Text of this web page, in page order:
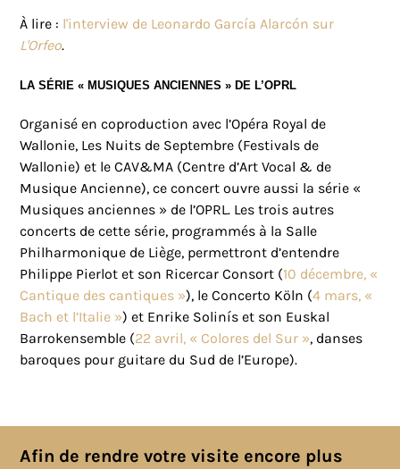
À lire : l'interview de Leonardo García Alarcón sur
L'Orfeo.
LA SÉRIE « MUSIQUES ANCIENNES » DE L’OPRL
Organisé en coproduction avec l’Opéra Royal de
Wallonie, Les Nuits de Septembre (Festivals de
Wallonie) et le CAV&MA (Centre d’Art Vocal & de
Musique Ancienne), ce concert ouvre aussi la série «
Musiques anciennes » de l’OPRL. Les trois autres
concerts de cette série, programmés à la Salle
Philharmonique de Liège, permettront d’entendre
Philippe Pierlot et son Ricercar Consort (10 décembre, «
Cantique des cantiques »), le Concerto Köln (4 mars, «
Bach et l’Italie ») et Enrike Solinís et son Euskal
Barrokensemble (22 avril, « Colores del Sur », danses
baroques pour guitare du Sud de l’Europe).
Afin de rendre votre visite encore plus